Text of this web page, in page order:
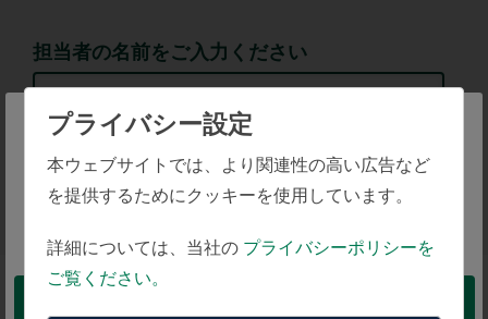
The website you are trying to reach is
intended for investors in Japan
担当者の名前をご入力ください
検索
プライバシー設定
本ウェブサイトでは、より関連性の高い広告など
を提供するためにクッキーを使用しています。
詳細については、当社の プライバシーポリシーを
ご覧ください。